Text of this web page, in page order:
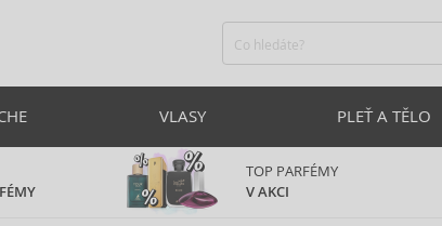
VLASY PLEŤ A TĚLO
TOP PARFÉMY
V AKCI